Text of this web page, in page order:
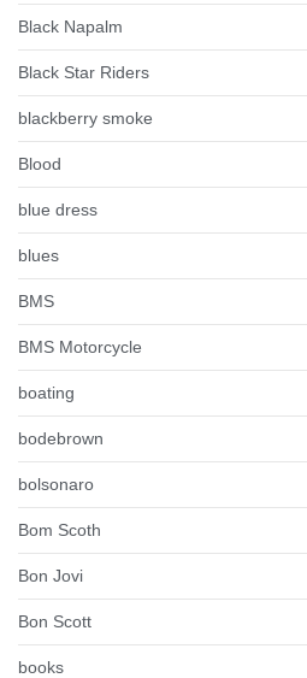
Black Napalm
Black Star Riders
blackberry smoke
Blood
blue dress
blues
BMS
BMS Motorcycle
boating
bodebrown
bolsonaro
Bom Scoth
Bon Jovi
Bon Scott
books